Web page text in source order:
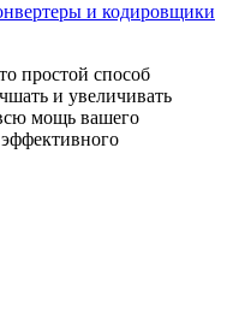
и кодировщики
простой способ
и увеличивать
мощь вашего